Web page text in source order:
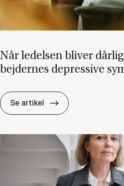
Når le­del­sen bli­ver
bej­der­nes de­pres­si­ve
Se artikel Når le­del­sen